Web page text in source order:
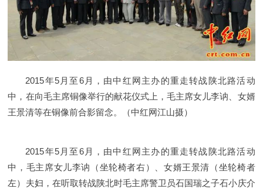
2015年5月至6月，由中红网主办的重走转战陕北路活动
中，在向毛主席铜像举行的献花仪式上，毛主席女儿李讷、女婿
王景清等在铜像前合影留念。（中红网江山摄）
2015年5月至6月，由中红网主办的重走转战陕北路活动
中，毛主席女儿李讷（坐轮椅者右）、女婿王景清（坐轮椅者
左）夫妇，在听取转战陕北时毛主席警卫员石国瑞之子石小庆介